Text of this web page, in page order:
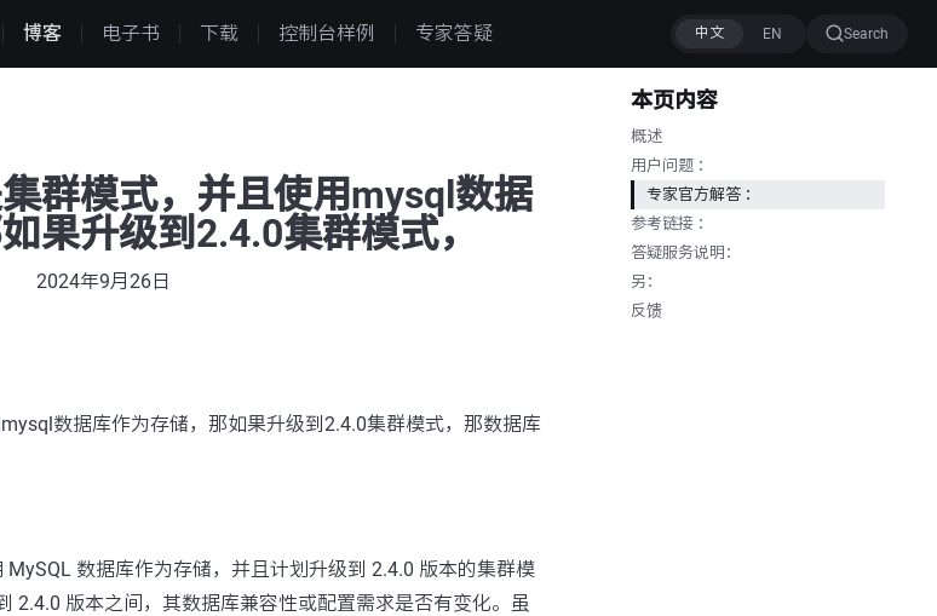
博客 电子书 下载 控制台样例 专家答疑 Search
群模式，并且使用mysql数据
果升级到2.4.0集群模式，
2024年9月26日
数据库作为存储，那如果升级到2.4.0集群模式，那数据库
数据库作为存储，并且计划升级到 2.4.0 版本的集群模
2.4.0 版本之间，其数据库兼容性或配置需求是否有变化。虽
本页内容
概述
用户问题 ：
专家官方解答 ：
参考链接 ：
答疑服务说明：
另：
反馈